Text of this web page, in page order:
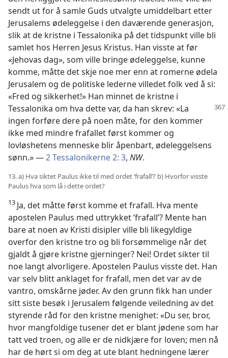
sendt ut for å samle Guds utvalgte umiddelbart etter
Jerusalems ødeleggelse i den daværende generasjon,
slik at de kristne i Tessalonika på det tidspunkt ville bli
samlet hos Herren Jesus Kristus. Han visste at før
«Jehovas dag», som ville bringe ødeleggelse, kunne
komme, måtte det skje noe mer enn at romerne ødela
Jerusalem og de politiske lederne villedet folk ved å si:
«Fred og sikkerhet!» Han minnet de kristne i
Tessalonika om hva dette var, da han skrev: «La
ingen forføre dere på noen måte, for den kommer
ikke med mindre frafallet først kommer og
lovløshetens menneske blir åpenbart, ødeleggelsens
sønn.» —2 Tessalonikerne 2: 3, NW.
13. a) Hva siktet Paulus ikke til med ordet ’frafall’? b) Hvorfor visste
Paulus hva som lå i dette ordet?
13 Ja, det måtte først komme et frafall. Hva mente
apostelen Paulus med uttrykket ’frafall’? Mente han
bare at noen av Kristi disipler ville bli likegyldige
overfor den kristne tro og bli forsømmelige når det
gjaldt å gjøre kristne gjerninger? Nei! Ordet sikter til
noe langt alvorligere. Apostelen Paulus visste det. Han
var selv blitt anklaget for frafall, men det var av de
vantro, omskårne jøder. Av den grunn fikk han under
sitt siste besøk i Jerusalem følgende veiledning av det
styrende råd for den kristne menighet: «Du ser, bror,
hvor mangfoldige tusener det er blant jødene som har
tatt ved troen, og alle er de nidkjære for loven; men nå
har de hørt si om deg at ute blant hedningene lærer